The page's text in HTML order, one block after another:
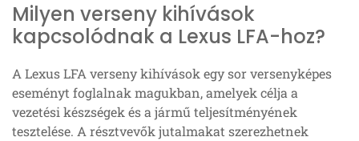
Milyen verseny kihívások
kapcsolódnak a Lexus LFA-hoz?
A Lexus LFA verseny kihívások egy sor versenyképes
eseményt foglalnak magukban, amelyek célja a
vezetési készségek és a jármű teljesítményének
tesztelése. A résztvevők jutalmakat szerezhetnek